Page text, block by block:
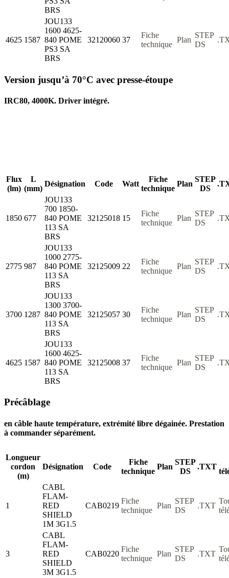
BRS
4625 1587
JOU133
1600 4625-
840 POME
PS3 SA
BRS
32120060 37
Fiche
technique
Plan
STEP
DS
Version jusqu’à 70°C avec presse-étoupe
IRC80, 4000K. Driver intégré.
Flux
(lm)
L
(mm)
Désignation Code Watt
Fiche
technique
Plan
STEP
DS
1850 677
JOU133
700 1850-
840 POME
113 SA
BRS
32125018 15
Fiche
technique
Plan
STEP
DS
2775 987
JOU133
1000 2775-
840 POME
113 SA
BRS
32125009 22
Fiche
technique
Plan
STEP
DS
3700 1287
JOU133
1300 3700-
840 POME
113 SA
BRS
32125057 30
Fiche
technique
Plan
STEP
DS
4625 1587
JOU133
1600 4625-
840 POME
113 SA
BRS
32125008 37
Fiche
technique
Plan
STEP
DS
Précâblage
en câble haute température, extrémité libre dégainée. Prestation
à commander séparément.
Longueur
cordon
(m)
Désignation Code
Fiche
technique
Plan
STEP
DS
.TXT
1
CABL
FLAM-
RED
SHIELD
1M 3G1.5
CAB0219
Fiche
technique
Plan
STEP
DS
.TXT
3
CABL
FLAM-
RED
SHIELD
3M 3G1.5
CAB0220
Fiche
technique
Plan
STEP
DS
.TXT